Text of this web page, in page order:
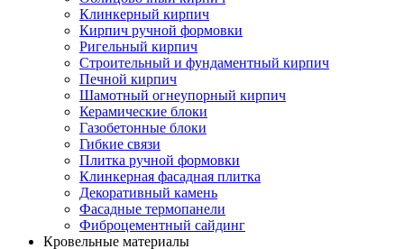
Клинкерный кирпич
Кирпич ручной формовки
Ригельный кирпич
Строительный и фундаментный кирпич
Печной кирпич
Шамотный огнеупорный кирпич
Керамические блоки
Газобетонные блоки
Гибкие связи
Плитка ручной формовки
Клинкерная фасадная плитка
Декоративный камень
Фасадные термопанели
Фиброцементный сайдинг
Кровельные материалы